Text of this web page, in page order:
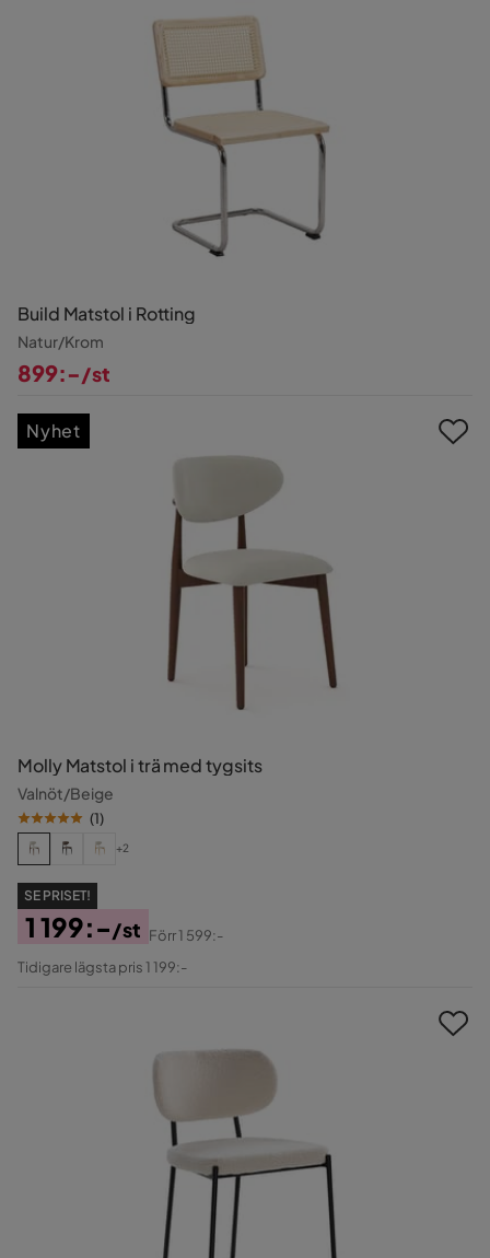
Build Matstol i Rotting
Natur/Krom
899:-/st
Molly Matstol i trä med tygsits
Valnöt/Beige
(1)
+2
SE PRISET!
Pris
1 199:-/st
Original
Förr1 599:-
Tidigare lägsta pris 1 199:-
Nyhet